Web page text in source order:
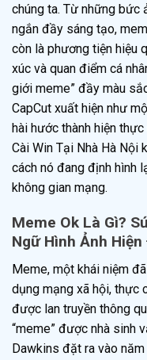
chúng ta. Từ những bức
ngắn đầy sáng tạo,
còn là phương tiện hiệu
xúc và quan điểm cá
giới meme” đầy màu
CapCut xuất hiện như
hài hước thành hiện
Cài Win Tại Nhà Hà Nội
cách nó đang định hình
không gian mạng.
Meme Ok Là Gì?
Ngữ Hình Ảnh Hiện
Meme, một khái niệm
dụng mạng xã hội, thực
được lan truyền thông
“meme” được nhà sinh
Dawkins đặt ra vào